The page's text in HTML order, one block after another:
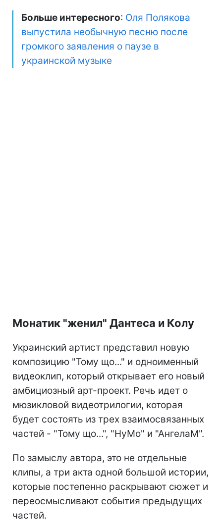
Больше интересного: Оля Полякова
выпустила необычную песню после
громкого заявления о паузе в
украинской музыке
Монатик "женил" Дантеса и Колу
Украинский артист представил новую
композицию "Тому що..." и одноименный
видеоклип, который открывает его новый
амбициозный арт-проект. Речь идет о
мюзикловой видеотрилогии, которая
будет состоять из трех взаимосвязанных
частей - "Тому що...", "НуМо" и "АнгелаМ".
По замыслу автора, это не отдельные
клипы, а три акта одной большой истории,
которые постепенно раскрывают сюжет и
переосмысливают события предыдущих
частей.